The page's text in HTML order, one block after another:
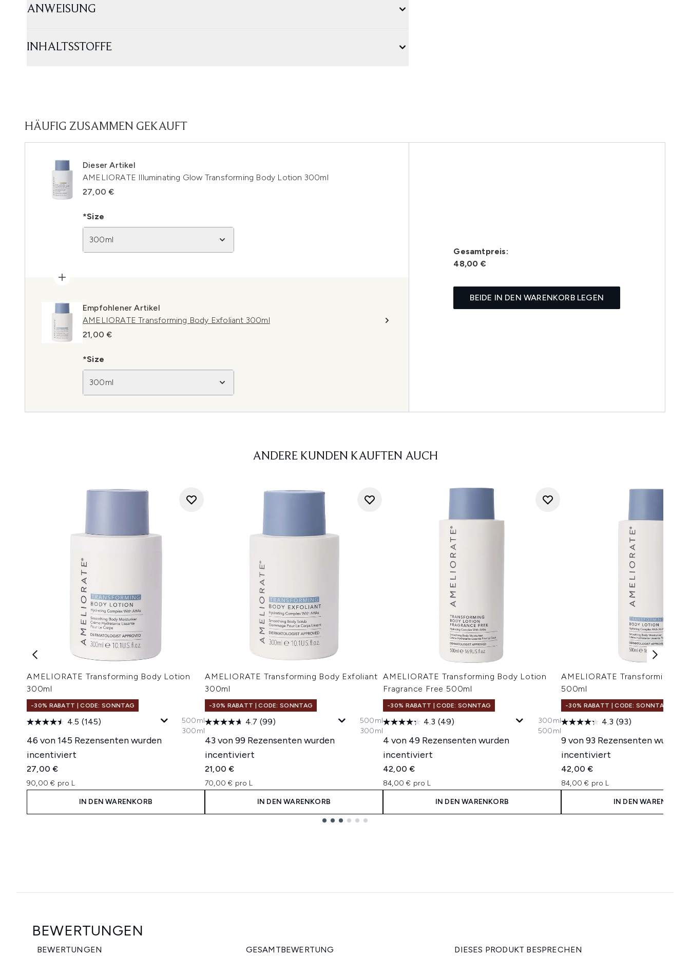
ANWEISUNG
INHALTSSTOFFE
HÄUFIG ZUSAMMEN GEKAUFT
Dieser Artikel
AMELIORATE Illuminating Glow Transforming Body Lotion 300ml
27,00 €
*Size
300ml
Empfohlener Artikel
AMELIORATE Transforming Body Exfoliant 300ml
21,00 €
*Size
300ml
Gesamtpreis:
48,00 €
BEIDE IN DEN WARENKORB LEGEN
ANDERE KUNDEN KAUFTEN AUCH
AMELIORATE Transforming Body Lotion
300ml
-30% RABATT | CODE: SONNTAG
4.5 (145)
46 von 145 Rezensenten wurden
incentiviert
27,00 €
90,00 € pro L
500ml
300ml
IN DEN WARENKORB
AMELIORATE Transforming Body Exfoliant
300ml
-30% RABATT | CODE: SONNTAG
4.7 (99)
43 von 99 Rezensenten wurden
incentiviert
21,00 €
70,00 € pro L
500ml
300ml
IN DEN WARENKORB
AMELIORATE Transforming Body Lotion
Fragrance Free 500ml
-30% RABATT | CODE: SONNTAG
4.3 (49)
4 von 49 Rezensenten wurden
incentiviert
42,00 €
84,00 € pro L
300ml
500ml
IN DEN WARENKORB
AMELIORATE Transforming
500ml
-30% RABATT | CODE: SONNTAG
4.3 (93)
9 von 93 Rezensenten wurden
incentiviert
42,00 €
84,00 € pro L
IN DEN WARENKORB